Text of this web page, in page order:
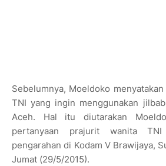
Sebelumnya, Moeldoko
TNI yang ingin menggunakan
Aceh. Hal itu diutarakan
pertanyaan prajurit wanita
pengarahan di Kodam V Brawijaya,
Jumat (29/5/2015).